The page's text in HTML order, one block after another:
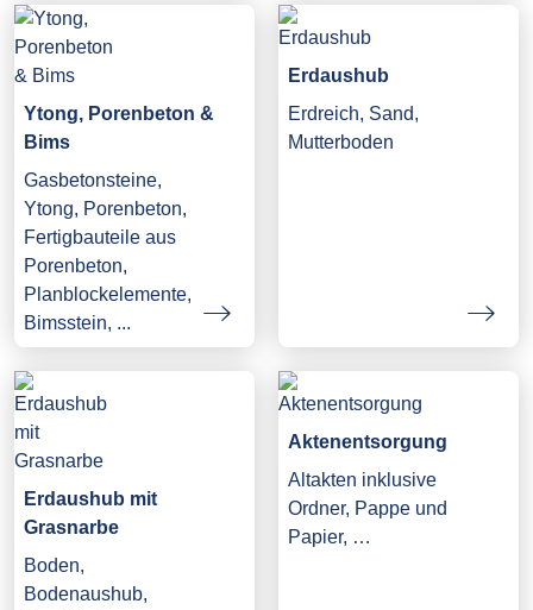
Ytong, Porenbeton &
Bims
Gasbetonsteine,
Ytong, Porenbeton,
Fertigbauteile aus
Porenbeton,
Planblockelemente,
Bimsstein, ...
Erdaushub
Erdreich, Sand,
Mutterboden
Erdaushub mit
Grasnarbe
Boden,
Bodenaushub,
Aktenentsorgung
Altakten inklusive
Ordner, Pappe und
Papier, …